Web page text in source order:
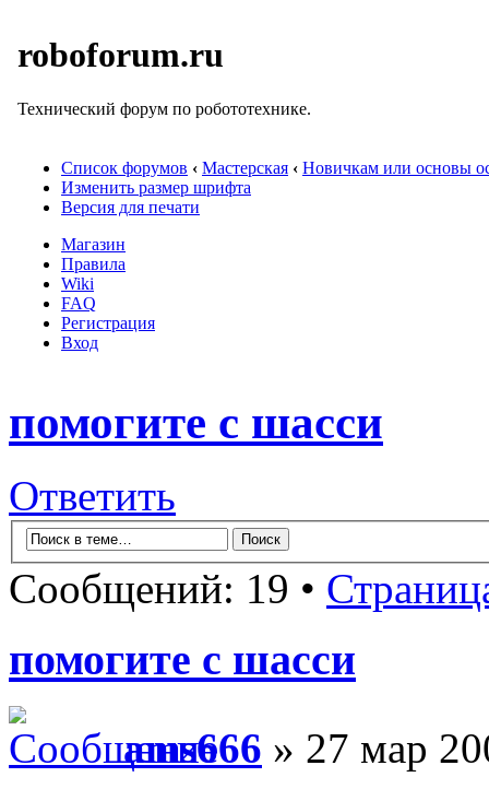
roboforum.ru
Технический форум по робототехнике.
Список форумов ‹ Мастерская ‹ Новичкам или основы
Изменить размер шрифта
Версия для печати
Магазин
Правила
Wiki
FAQ
Регистрация
Вход
помогите с шасси
Ответить
Сообщений: 19 •
помогите с шасси
ams666 » 27 мар